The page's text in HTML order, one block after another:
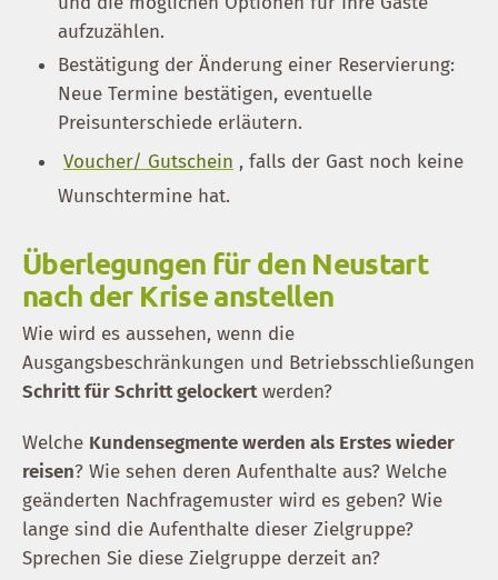
aufzuzählen.
Bestätigung der Änderung einer Reservierung:
Neue Termine bestätigen, eventuelle
Preisunterschiede erläutern.
Voucher/ Gutschein , falls der Gast noch keine
Wunschtermine hat.
Überlegungen für den Neustart
nach der Krise anstellen
Wie wird es aussehen, wenn die
Ausgangsbeschränkungen und Betriebsschließungen
Schritt für Schritt gelockertwerden?
Welche Kundensegmente werden als Erstes wieder
reisen? Wie sehen deren Aufenthalte aus? Welche
geänderten Nachfragemuster wird es geben? Wie
lange sind die Aufenthalte dieser Zielgruppe?
Sprechen Sie diese Zielgruppe derzeit an?